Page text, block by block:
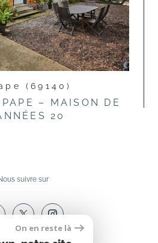
(69140)
– MAISON DE
20
Nous suivre sur
On en reste là